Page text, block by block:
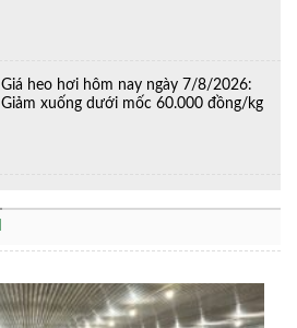
Giá heo hơi hôm nay ngày 7/8/2026:
Giảm xuống dưới mốc 60.000 đồng/kg